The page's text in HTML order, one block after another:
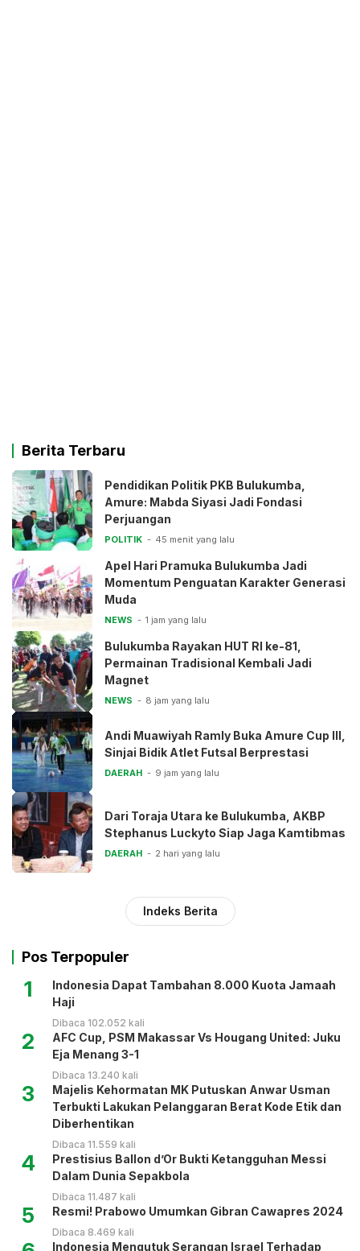
Berita Terbaru
Pendidikan Politik PKB Bulukumba,
Amure: Mabda Siyasi Jadi Fondasi
Perjuangan
POLITIK 45 menit yang lalu
Apel Hari Pramuka Bulukumba Jadi
Momentum Penguatan Karakter Generasi
Muda
NEWS 1 jam yang lalu
Bulukumba Rayakan HUT RI ke-81,
Permainan Tradisional Kembali Jadi
Magnet
NEWS 8 jam yang lalu
Andi Muawiyah Ramly Buka Amure Cup III,
Sinjai Bidik Atlet Futsal Berprestasi
DAERAH 9 jam yang lalu
Dari Toraja Utara ke Bulukumba, AKBP
Stephanus Luckyto Siap Jaga Kamtibmas
DAERAH 2 hari yang lalu
Indeks Berita
Pos Terpopuler
1
Indonesia Dapat Tambahan 8.000 Kuota Jamaah
Haji
Dibaca 102.052 kali
2
AFC Cup, PSM Makassar Vs Hougang United: Juku
Eja Menang 3-1
Dibaca 13.240 kali
3
Majelis Kehormatan MK Putuskan Anwar Usman
Terbukti Lakukan Pelanggaran Berat Kode Etik dan
Diberhentikan
Dibaca 11.559 kali
4
Prestisius Ballon d’Or Bukti Ketangguhan Messi
Dalam Dunia Sepakbola
Dibaca 11.487 kali
5 Resmi! Prabowo Umumkan Gibran Cawapres 2024
Dibaca 8.469 kali
Indonesia Mengutuk Serangan Israel Terhadap